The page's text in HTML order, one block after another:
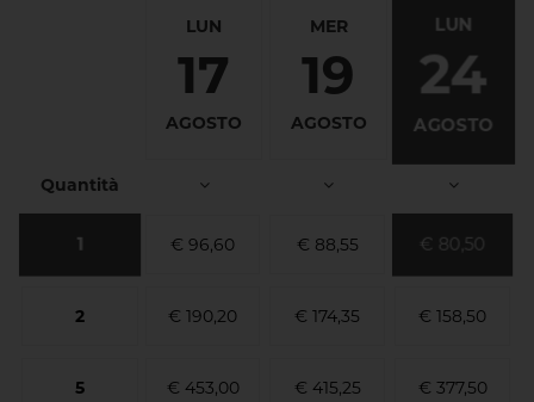
LUN
17
AGOSTO
MER
19
AGOSTO
LUN
24
AGOSTO
Quantità
1 € 96,60 € 88,55 € 80,50
2 € 190,20 € 174,35 € 158,50
5 € 453,00 € 415,25 € 377,50